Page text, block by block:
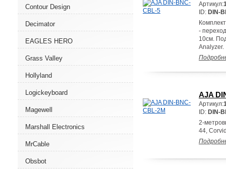
Contour Design
Decimator
EAGLES HERO
Grass Valley
Hollyland
Logickeyboard
Magewell
Marshall Electronics
MrCable
Obsbot
Артикул:
ID: DIN-
-
10см.
Analyzer.
AJA
Артикул:
ID: DIN-
2-
44,